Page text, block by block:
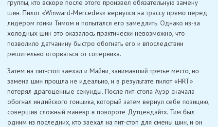
группы, кто вскоре после этого произвел обязательную замену
шин. Пилот «Winward-Mercedes» вернулся на трассу прямо перед
лидером гонки Тимом и попытался его замедлить. Однако из-за
холодных шин это оказалось практически невозможно, что
позволило датчанину быстро обогнать его и впоследствии
решительно оторваться от соперника.
Затем на пит-стоп заехал и Майни, занимавший третье место, но
замена шин прошла не идеально, и в результате пилот «HRT»
потерял драгоценные секунды. После пит-стопа Ауэр сначала
обогнал индийского гонщика, который затем вернул себе позицию,
совершив сложный маневр в повороте Дутцендайтх. Тим был
одним из последних, кто заехал на пит-стоп для смены шин, и он